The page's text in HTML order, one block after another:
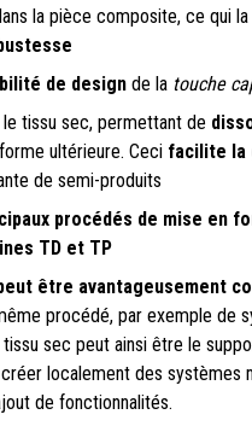
la pièce composite, ce qui la
de design de la touche
tissu sec, permettant de
ultérieure. Ceci facilite la
de semi-produits
procédés de mise en
TD et TP
être avantageusement
procédé, par exemple de
sec peut ainsi être le
localement des systèmes
de fonctionnalités.